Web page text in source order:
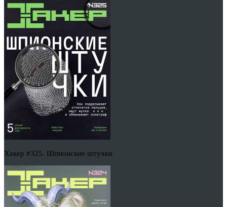
Хакер #325. Шпионские штучки